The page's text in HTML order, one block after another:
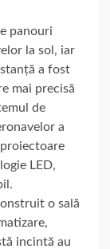
panouri
la sol, iar
a fost
mai precisă
de
a
LED,
o sală
incintă au